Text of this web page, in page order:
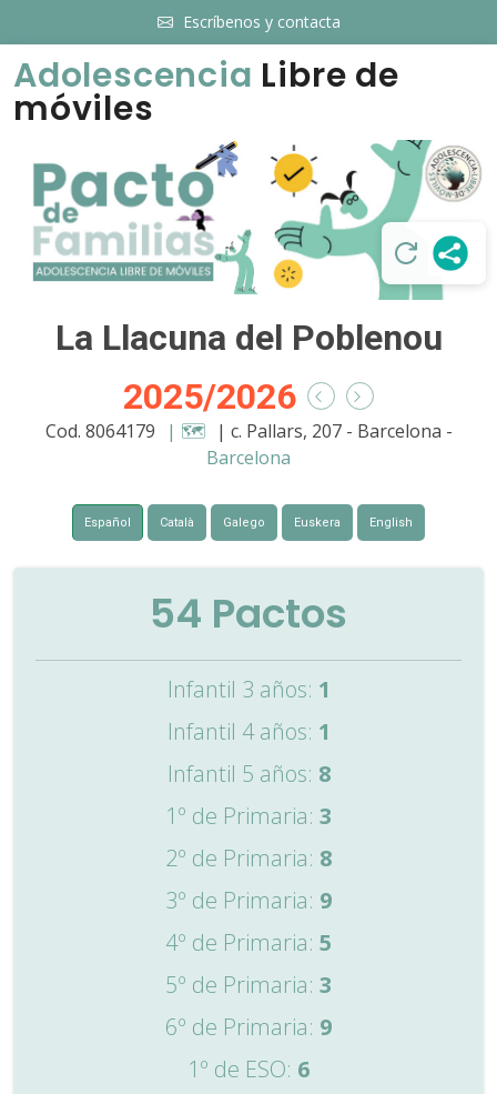
Escríbenos y contacta
Adolescencia Libre de
móviles
La Llacuna del Poblenou
2025/2026
Cod. 8064179 | 🗺️ | c. Pallars, 207 - Barcelona -
Barcelona
Español Català Galego Euskera English
54 Pactos
Infantil 3 años: 1
Infantil 4 años: 1
Infantil 5 años: 8
1º de Primaria: 3
2º de Primaria: 8
3º de Primaria: 9
4º de Primaria: 5
5º de Primaria: 3
6º de Primaria: 9
1º de ESO: 6